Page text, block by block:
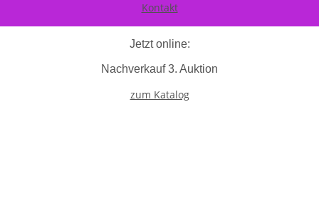
Kontakt
Jetzt online:
Nachverkauf 3. Auktion
zum Katalog